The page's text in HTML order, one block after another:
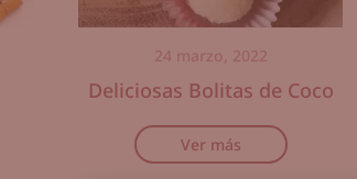
24 marzo, 2022
Deliciosas Bolitas de Coco
Ver más